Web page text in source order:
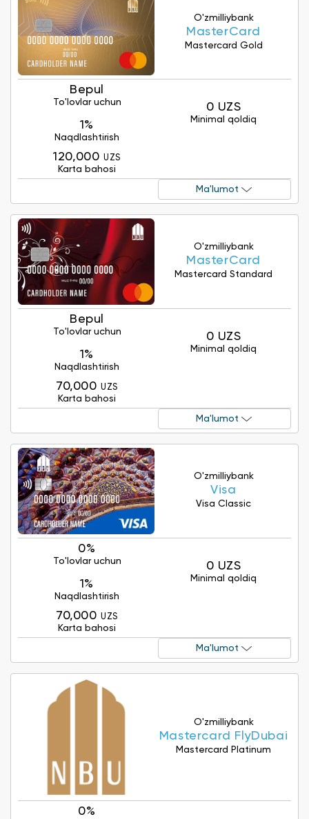
O'zmilliybank
MasterCard
Mastercard Gold
Bepul
To'lovlar uchun
1%
Naqdlashtirish
0 UZS
Minimal qoldiq
120,000 UZS
Karta bahosi
Ma'lumot
O'zmilliybank
MasterCard
Mastercard Standard
Bepul
To'lovlar uchun
1%
Naqdlashtirish
0 UZS
Minimal qoldiq
70,000UZS
Karta bahosi
Ma'lumot
O'zmilliybank
Visa
Visa Classic
0%
To'lovlar uchun
1%
Naqdlashtirish
0 UZS
Minimal qoldiq
70,000UZS
Karta bahosi
Ma'lumot
O'zmilliybank
Mastercard FlyDubai
Mastercard Platinum
0%